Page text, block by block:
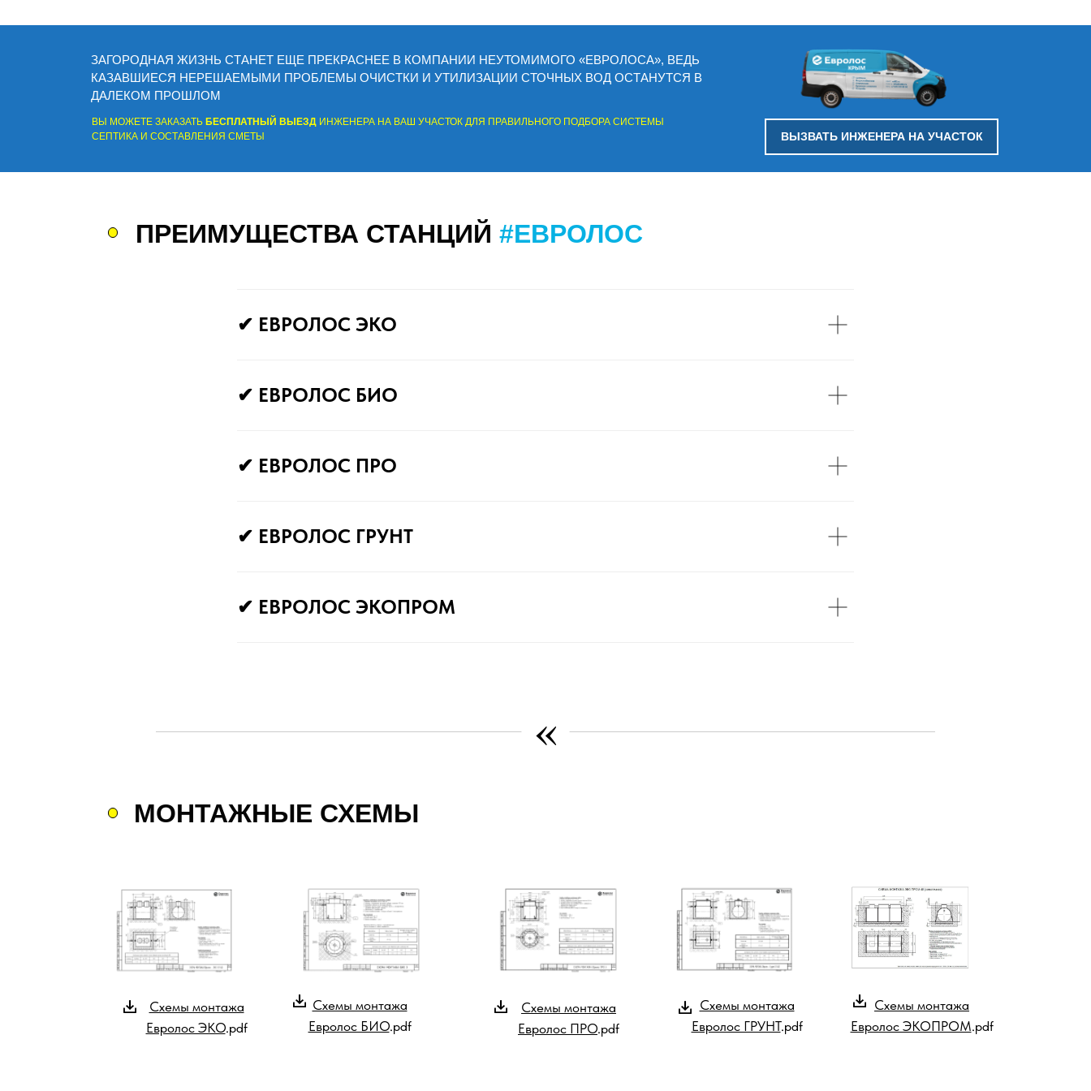
ЗАГОРОДНАЯ ЖИЗНЬ СТАНЕТ ЕЩЕ ПРЕКРАСНЕЕ В КОМПАНИИ НЕУТОМИМОГО «ЕВРОЛОСА», ВЕДЬ
КАЗАВШИЕСЯ НЕРЕШАЕМЫМИ ПРОБЛЕМЫ ОЧИСТКИ И УТИЛИЗАЦИИ СТОЧНЫХ ВОД ОСТАНУТСЯ В
ДАЛЕКОМ ПРОШЛОМ
ВЫ МОЖЕТЕ ЗАКАЗАТЬ БЕСПЛАТНЫЙ ВЫЕЗДИНЖЕНЕРА НА ВАШ УЧАСТОК ДЛЯ ПРАВИЛЬНОГО ПОДБОРА СИСТЕМЫ
СЕПТИКА И СОСТАВЛЕНИЯ СМЕТЫ
ВЫЗВАТЬ ИНЖЕНЕРА НА УЧАСТОК
ПРЕИМУЩЕСТВА СТАНЦИЙ #ЕВРОЛОС
✔ ЕВРОЛОС ЭКО
✔ ЕВРОЛОС БИО
✔ ЕВРОЛОС ПРО
✔ ЕВРОЛОС ГРУНТ
✔ ЕВРОЛОС ЭКОПРОМ
«
МОНТАЖНЫЕ СХЕМЫ
Схемы монтажа
Евролос ЭКО.pdf
Схемы монтажа
Евролос БИО.pdf
Схемы монтажа
Евролос ПРО.pdf
Схемы монтажа
Евролос ГРУНТ.pdf
Схемы монтажа
Евролос ЭКОПРОМ.pdf